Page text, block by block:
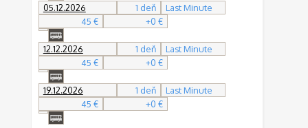
05.12.2026 1 deň
Last Minute
45 €
+0 €
12.12.2026 1 deň
Last Minute
45 €
+0 €
19.12.2026 1 deň
Last Minute
45 €
+0 €